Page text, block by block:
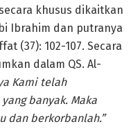
khusus dikaitkan
Ibrahim dan putranya
(37): 102-107. Secara
dalam QS. Al-
Kami telah
banyak. Maka
dan berkorbanlah.”